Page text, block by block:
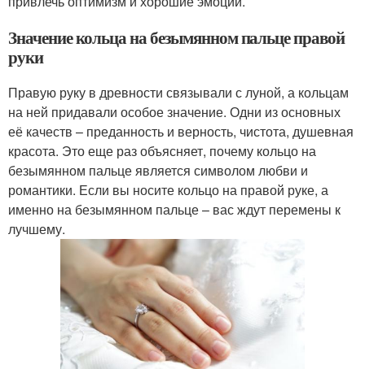
Значение кольца на безымянном пальце правой
руки
Правую руку в древности связывали с луной, а кольцам
на ней придавали особое значение. Одни из основных
её качеств – преданность и верность, чистота, душевная
красота. Это еще раз объясняет, почему кольцо на
безымянном пальце является символом любви и
романтики. Если вы носите кольцо на правой руке, а
именно на безымянном пальце – вас ждут перемены к
лучшему.